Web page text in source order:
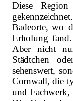
Diese
Badeorte, wo
Erholung
Aber nicht
Städtchen
sehenswert,
Cornwall, die
und Fachwerk,